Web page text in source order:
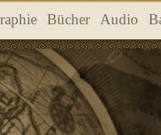
Bücher Audio